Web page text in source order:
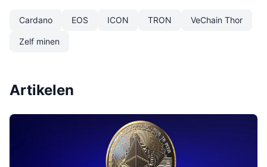
Cardano EOS ICON TRON VeChain Thor
Zelf minen
Artikelen